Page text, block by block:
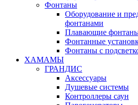
Фонтаны
Оборудование и
фонтанами
Плавающие
Фонтанные
Фонтаны с
ХАМАМЫ
ГРАНДИС
Аксессуары
Душевые системы
Контроллеры саун